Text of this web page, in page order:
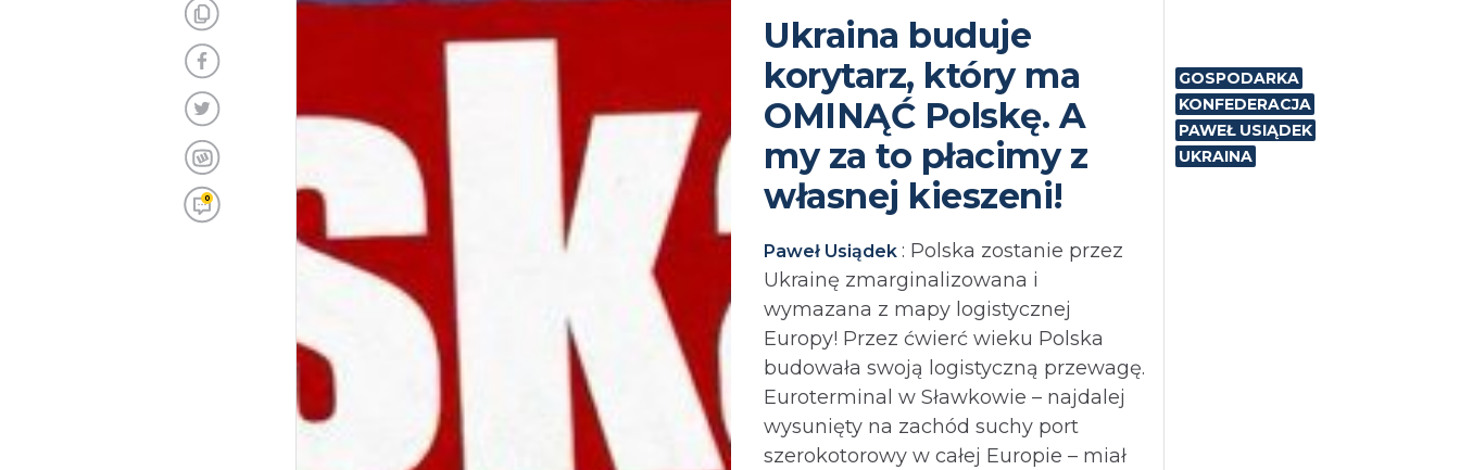
Ukraina buduje
korytarz, który ma
OMINĄĆ Polskę. A
my za to płacimy z
własnej kieszeni!
Paweł Usiądek : Polska zostanie przez
Ukrainę zmarginalizowana i
wymazana z mapy logistycznej
Europy! Przez ćwierć wieku Polska
budowała swoją logistyczną przewagę.
Euroterminal w Sławkowie – najdalej
wysunięty na zachód suchy port
szerokotorowy w całej Europie – miał
0
GOSPODARKA
KONFEDERACJA
PAWEŁ USIĄDEK
UKRAINA